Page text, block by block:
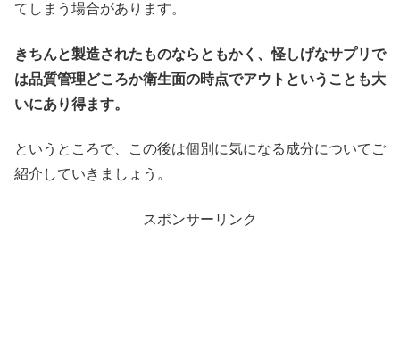
てしまう場合があります。
きちんと製造されたものならともかく、怪しげなサプリで
は品質管理どころか衛生面の時点でアウトということも大
いにあり得ます。
というところで、この後は個別に気になる成分についてご
紹介していきましょう。
スポンサーリンク